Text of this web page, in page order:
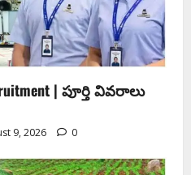
| పూర్తి వివరాలు
9, 2026 0